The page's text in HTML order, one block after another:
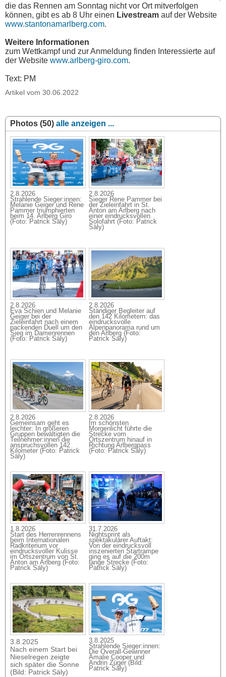
die das Rennen am Sonntag nicht vor Ort mitverfolgen
können, gibt es ab 8 Uhr einen Livestream auf der Website
www.stantonamarlberg.com.
Weitere Informationen
zum Wettkampf und zur Anmeldung finden Interessierte auf
der Website www.arlberg-giro.com.
Text: PM
Artikel vom 30.06.2022
Photos (50) alle anzeigen ...
2.8.2026
Strahlende Sieger:innen:
Melanie Geiger und Rene
Pammer triumphierten
beim 14. Arlberg Giro
(Foto: Patrick Säly)
2.8.2026
Sieger Rene Pammer bei
der Zieleinfahrt in St.
Anton am Arlberg nach
einer eindrucksvollen
Solofahrt (Foto: Patrick
Säly)
2.8.2026
Eva Schien und Melanie
Geiger bei der
Zieleinfahrt nach einem
packenden Duell um den
Sieg im Damenrennen
(Foto: Patrick Säly)
2.8.2026
Ständiger Begleiter auf
den 142 Kilometern: das
eindrucksvolle
Alpenpanorama rund um
den Arlberg (Foto:
Patrick Säly)
2.8.2026
Gemeinsam geht es
leichter: In größeren
Gruppen bewältigten die
Teilnehmer:innen die
anspruchsvollen 142
Kilometer (Foto: Patrick
Säly)
2.8.2026
Im schönsten
Morgenlicht führte die
Strecke vom
Ortszentrum hinauf in
Richtung Arlbergpass
(Foto: Patrick Säly)
1.8.2026
Start des Herrenrennens
beim Internationalen
Radkriterium vor
eindrucksvoller Kulisse
im Ortszentrum von St.
Anton am Arlberg (Foto:
Patrick Säly)
31.7.2026
Nightsprint als
spektakulärer Auftakt:
Von der eindrucksvoll
inszenierten Startrampe
ging es auf die 200m
lange Strecke (Foto:
Patrick Säly)
3.8.2025
Nach einem Start bei
Nieselregen zeigte
sich später die Sonne
(Bild: Patrick Säly)
3.8.2025
Strahlende Sieger:innen:
Die Overall-Gewinner
Amalie Cooper und
Andrin Züger (Bild:
Patrick Säly)